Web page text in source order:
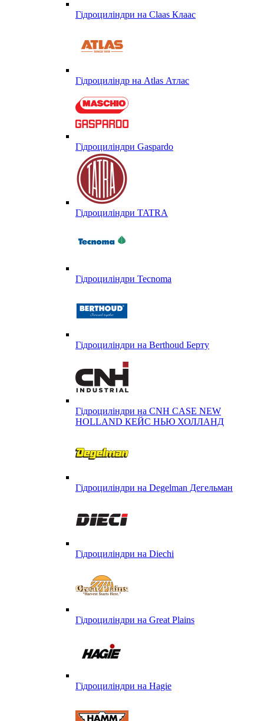
Гідроциліндри на Claas Клаас
Гідроциліндр на Atlas Атлас
Гідроциліндри Gaspardo
Гідроциліндри TATRA
Гідроциліндри Tecnoma
Гідроциліндри на Berthoud Берту
Гідроциліндри на CNH CASE NEW
HOLLAND КЕЙС НЬЮ ХОЛЛАНД
Гідроциліндри на Degelman Дегельман
Гідроциліндри на Diechi
Гідроциліндри на Great Plains
Гідроциліндри на Hagie